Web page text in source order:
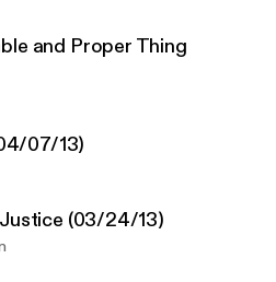
and Proper Thing
07/13)
(03/24/13)